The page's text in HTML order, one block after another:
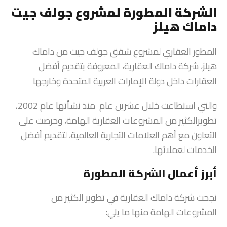
الشركة المطورة لمشروع جولف جيت
داماك هيلز
المطور العقاري لمشروع شقق جولف جيت من داماك
هيلز، شركة داماك العقارية، المعروفة بتقديم أفضل
العقارات داخل دولة الإمارات العربية المتحدة وخارجها
والتي استطاعت خلال عشرين عام منذ نشأتها عام 2002،
تطويرالكثير من المشروعات العقارية الهامة، وحرصت على
التعاون مع أهم العلامات التجارية العالمية، لتقديم أفضل
الخدمات لعملائها.
أبرز أعمال الشركة المطورة
نجحت شركة داماك العقارية في تطوير الكثير من
المشروعات الهامة منها ما يلي: